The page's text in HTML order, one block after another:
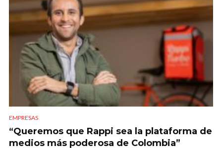
EMPRESAS
“Queremos que Rappi sea la plataforma de
medios más poderosa de Colombia”